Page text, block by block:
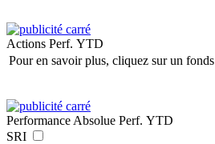
Actions Perf. YTD
Pour en savoir plus, cliquez sur un fonds
Performance Absolue Perf. YTD
SRI